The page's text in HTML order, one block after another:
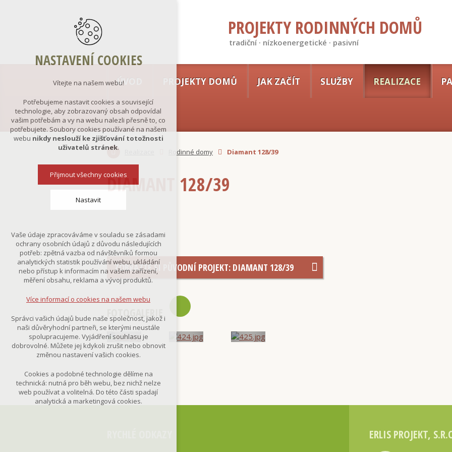
PROJEKTY RODINNÝCH DOMŮ
tradiční · nízkoenergetické · pasivní
ÚVOD PROJEKTY DOMŮ JAK ZAČÍT SLUŽBY REALIZACE
Rodinné domy Diamant 128/39
DIAMANT 128/39
ZOBRAZTE SI PŮVODNÍ PROJEKT: DIAMANT 128/39
FOTOGALERIE
ERLIS PROJEKT,
NASTAVENÍ COOKIES
Vítejte na našem webu!
Potřebujeme nastavit cookies a související
technologie, aby zobrazovaný obsah odpovídal
vašim potřebám a vy na webu nalezli přesně to, co
potřebujete. Soubory cookies používané na našem
webu nikdy neslouží ke zjišťování totožnosti
uživatelů stránek.
Přijmout všechny cookies
Nastavit
nutná pro provozování webu
udržení kontextu stránek (session):
případná přihlášení, volby jazyka, apod.
Volitelná cookies
analytická pro anonymizované
marketingová cookies
Více informací o cookies na našem webu
Odmítnout vše
Vaše údaje zpracováváme v souladu se zásadami
ochrany osobních údajů z důvodu následujících
potřeb: zpětná vazba od návštěvníků formou
analytických statistik používání webu, ukládání
nebo přístup k informacím na vašem zařízení,
měření obsahu, reklama a vývoj produktů.
Více informací o cookies na našem webu
Správci vašich údajů bude naše společnost, jakož i
naši důvěryhodní partneři, se kterými neustále
spolupracujeme. Vyjádření souhlasu je
dobrovolné. Můžete jej kdykoli zrušit nebo obnovit
změnou nastavení vašich cookies.
Cookies a podobné technologie dělíme na
technická: nutná pro běh webu, bez nichž nelze
web používat a volitelná. Do této části spadají
analytická a marketingová cookies.